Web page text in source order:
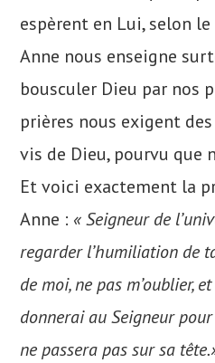
espèrent en Lui, selon
Anne nous enseigne
bousculer Dieu par nos
prières nous exigent
vis de Dieu, pourvu que
Et voici exactement la
Anne : « Seigneur de
regarder l’humiliation de
de moi, ne pas m’oublier,
donnerai au Seigneur
ne passera pas sur sa